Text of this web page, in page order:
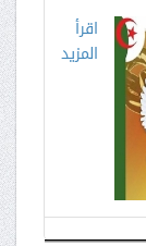
اقرأ
المزيد